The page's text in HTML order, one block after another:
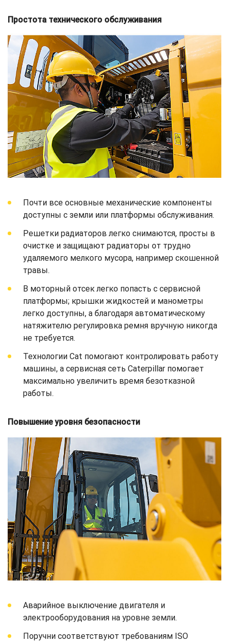
Простота технического обслуживания
Почти все основные механические компоненты
доступны с земли или платформы обслуживания.
Решетки радиаторов легко снимаются, просты в
очистке и защищают радиаторы от трудно
удаляемого мелкого мусора, например скошенной
травы.
В моторный отсек легко попасть с сервисной
платформы; крышки жидкостей и манометры
легко доступны, а благодаря автоматическому
натяжителю регулировка ремня вручную никогда
не требуется.
Технологии Cat помогают контролировать работу
машины, а сервисная сеть Caterpillar помогает
максимально увеличить время безотказной
работы.
Повышение уровня безопасности
Аварийное выключение двигателя и
электрооборудования на уровне земли.
Поручни соответствуют требованиям ISO